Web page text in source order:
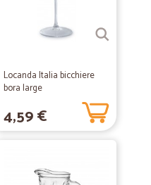
Locanda Italia bicchiere
bora large
4,59 €